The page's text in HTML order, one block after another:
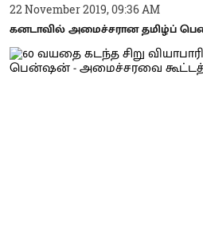
22 November 2019, 09:36 AM
கனடாவில் அமைச்சரான தமிழ்ப்